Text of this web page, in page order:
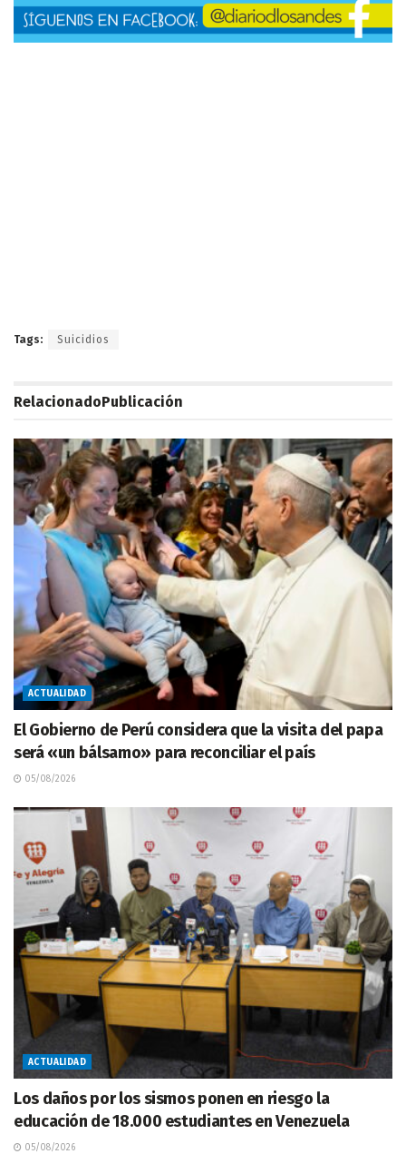
Tags: Suicidios
RelacionadoPublicación
ACTUALIDAD
El Gobierno de Perú considera que la visita del papa
será «un bálsamo» para reconciliar el país
05/08/2026
ACTUALIDAD
Los daños por los sismos ponen en riesgo la
educación de 18.000 estudiantes en Venezuela
05/08/2026